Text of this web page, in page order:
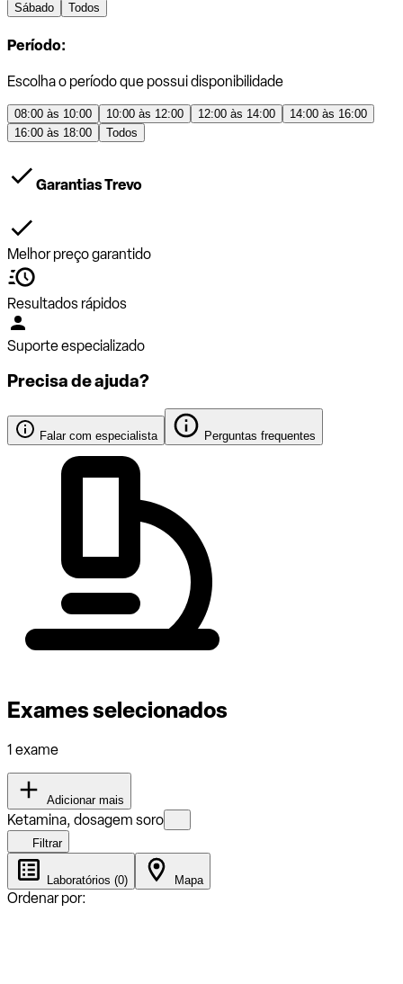
Sábado
Todos
Período:
Escolha o período que possui disponibilidade
08:00 às 10:00 10:00 às 12:00 12:00 às 14:00
14:00 às 16:00
16:00 às 18:00
Todos
Garantias Trevo
Melhor preço garantido
Resultados rápidos
Suporte especializado
Precisa de ajuda?
Falar com especialista Perguntas frequentes
Exames selecionados
1 exame
Adicionar mais
Ketamina, dosagem soro
Filtrar
Laboratórios (0) Mapa
Ordenar por: